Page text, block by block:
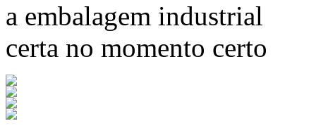
a embalagem industrial
certa no momento certo